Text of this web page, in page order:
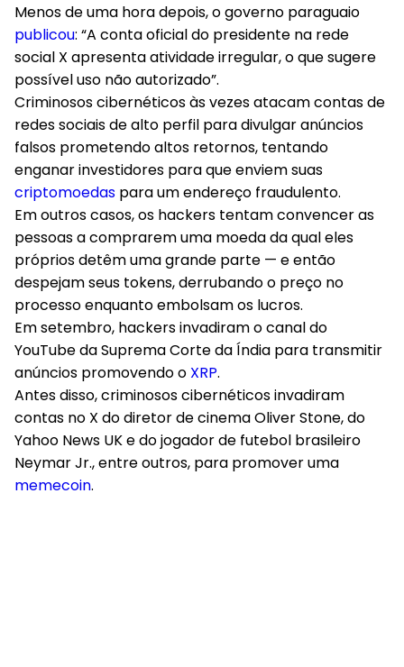
Menos de uma hora depois, o governo paraguaio
publicou: “A conta oficial do presidente na rede
social X apresenta atividade irregular, o que sugere
possível uso não autorizado”.
Criminosos cibernéticos às vezes atacam contas de
redes sociais de alto perfil para divulgar anúncios
falsos prometendo altos retornos, tentando
enganar investidores para que enviem suas
criptomoedas para um endereço fraudulento.
Em outros casos, os hackers tentam convencer as
pessoas a comprarem uma moeda da qual eles
próprios detêm uma grande parte — e então
despejam seus tokens, derrubando o preço no
processo enquanto embolsam os lucros.
Em setembro, hackers invadiram o canal do
YouTube da Suprema Corte da Índia para transmitir
anúncios promovendo o XRP.
Antes disso, criminosos cibernéticos invadiram
contas no X do diretor de cinema Oliver Stone, do
Yahoo News UK e do jogador de futebol brasileiro
Neymar Jr., entre outros, para promover uma
memecoin.